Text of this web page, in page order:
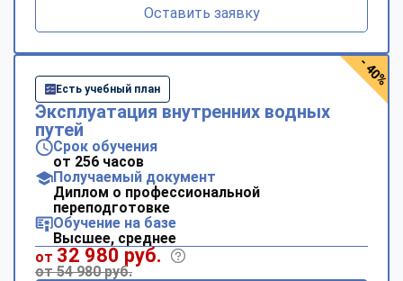
Оставить заявку
Есть учебный план
Эксплуатация внутренних водных
путей
Срок обучения
от 256 часов
Получаемый документ
Диплом о профессиональной
переподготовке
Обучение на базе
Высшее, среднее
от 32 980 руб.
от 54 980 руб.
- 40%